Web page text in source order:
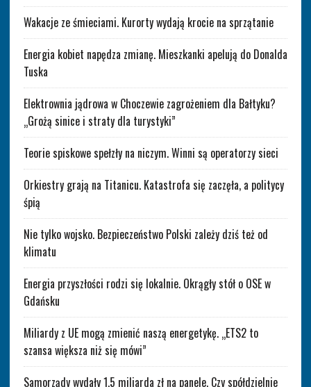
Wakacje ze śmieciami. Kurorty wydają krocie na sprzątanie
Energia kobiet napędza zmianę. Mieszkanki apelują do Donalda
Tuska
Elektrownia jądrowa w Choczewie zagrożeniem dla Bałtyku?
„Grożą sinice i straty dla turystyki”
Teorie spiskowe spełzły na niczym. Winni są operatorzy sieci
Orkiestry grają na Titanicu. Katastrofa się zaczęła, a politycy
śpią
Nie tylko wojsko. Bezpieczeństwo Polski zależy dziś też od
klimatu
Energia przyszłości rodzi się lokalnie. Okrągły stół o OSE w
Gdańsku
Miliardy z UE mogą zmienić naszą energetykę. „ETS2 to
szansa większa niż się mówi”
Samorządy wydały 1,5 miliarda zł na panele. Czy spółdzielnie